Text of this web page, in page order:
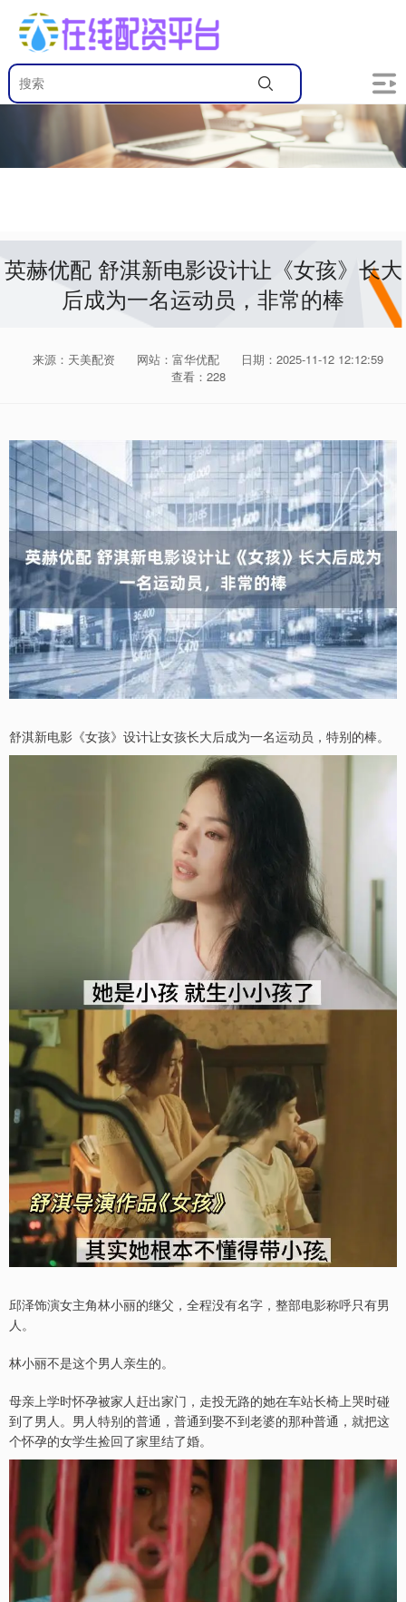
英赫优配 舒淇新电影设计让《女孩》长大
后成为一名运动员，非常的棒
来源：天美配资 网站：富华优配
日期：2025-11-12 12:12:59
查看：228
舒淇新电影《女孩》设计让女孩长大后成为一名运动员，特别的棒。
邱泽饰演女主角林小丽的继父，全程没有名字，整部电影称呼只有男
人。
林小丽不是这个男人亲生的。
母亲上学时怀孕被家人赶出家门，走投无路的她在车站长椅上哭时碰
到了男人。男人特别的普通，普通到娶不到老婆的那种普通，就把这
个怀孕的女学生捡回了家里结了婚。